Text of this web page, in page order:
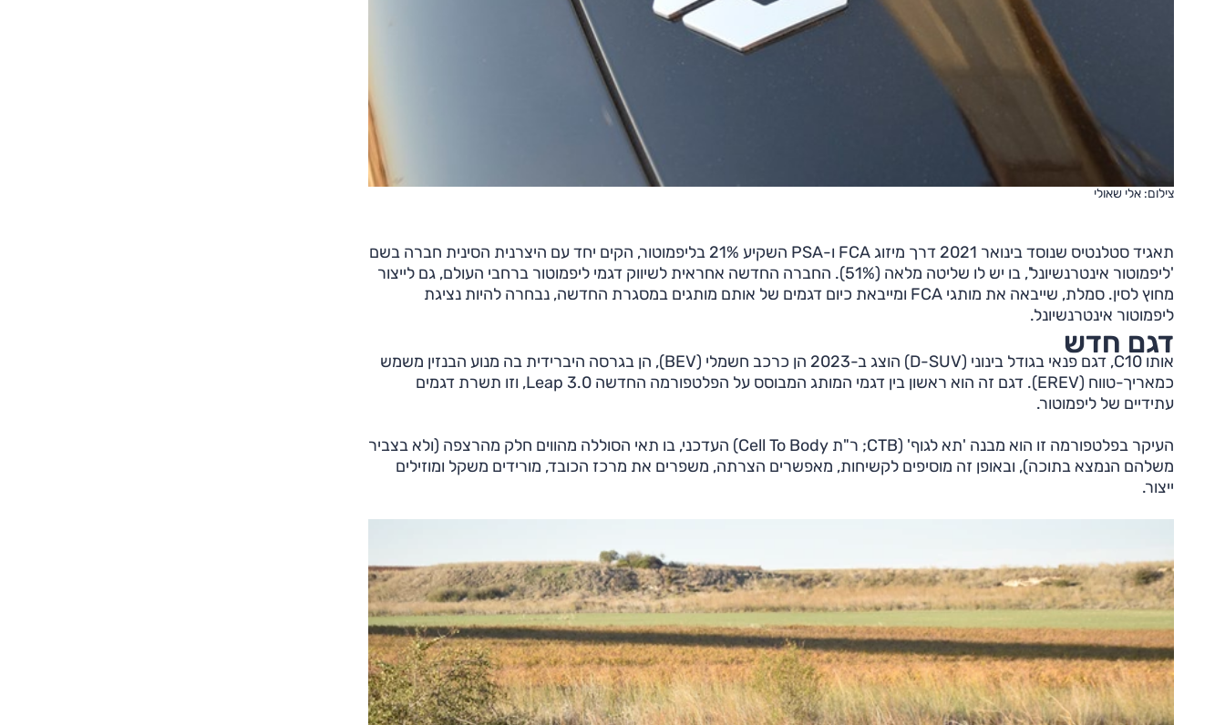
צילום: אלי שאולי
תאגיד סטלנטיס שנוסד בינואר 2021 דרך מיזוג FCA ו-PSA השקיע 21% בליפמוטור, הקים יחד עם היצרנית הסינית חברה בשם
'ליפמוטור אינטרנשיונל', בו יש לו שליטה מלאה (51%). החברה החדשה אחראית לשיווק דגמי ליפמוטור ברחבי העולם, גם לייצור
מחוץ לסין. סמלת, שייבאה את מותגי FCA ומייבאת כיום דגמים של אותם מותגים במסגרת החדשה, נבחרה להיות נציגת
ליפמוטור אינטרנשיונל.
דגם חדש
אותו C10, דגם פנאי בגודל בינוני (D-SUV) הוצג ב-2023 הן כרכב חשמלי (BEV), הן בגרסה היברידית בה מנוע הבנזין משמש
כמאריך-טווח (EREV). דגם זה הוא ראשון בין דגמי המותג המבוסס על הפלטפורמה החדשה Leap 3.0, וזו תשרת דגמים
עתידיים של ליפמוטור.
העיקר בפלטפורמה זו הוא מבנה 'תא לגוף' (CTB; ר"ת Cell To Body) העדכני, בו תאי הסוללה מהווים חלק מהרצפה (ולא בצביר
משלהם הנמצא בתוכה), ובאופן זה מוסיפים לקשיחות, מאפשרים הצרתה, משפרים את מרכז הכובד, מורידים משקל ומוזילים
ייצור.